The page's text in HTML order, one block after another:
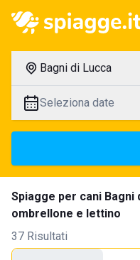
Bagni di Lucca
Seleziona date
Spiagge per cani Bagni
ombrellone e lettino
37 Risultati